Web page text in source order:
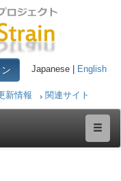
Japanese | English
新情報 関連サイト